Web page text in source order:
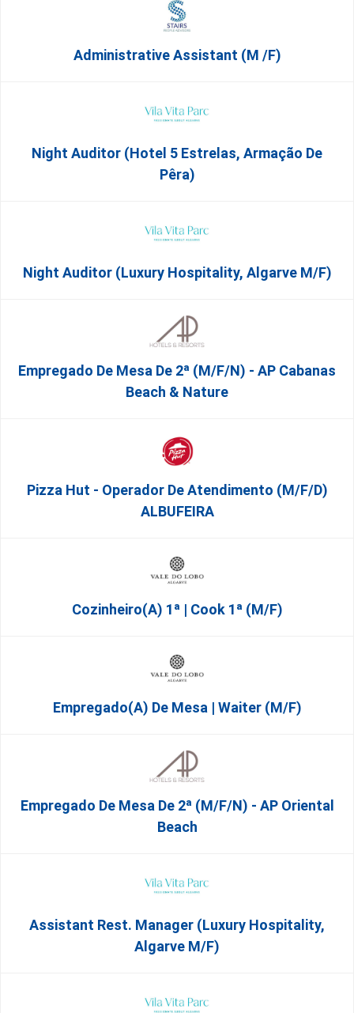
Administrative Assistant (m /f)
Night Auditor (Hotel 5 Estrelas, Armação De
Pêra)
Night Auditor (Luxury Hospitality, Algarve M/F)
Empregado De Mesa De 2ª (M/F/N) - AP Cabanas
Beach & Nature
Pizza Hut - Operador De Atendimento (m/f/d)
ALBUFEIRA
Cozinheiro(a) 1ª | Cook 1ª (M/F)
Empregado(a) De Mesa | Waiter (M/F)
Empregado De Mesa De 2ª (M/F/N) - AP Oriental
Beach
Assistant Rest. Manager (Luxury Hospitality,
Algarve M/F)